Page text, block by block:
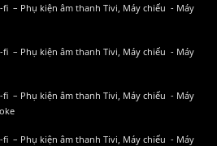
fi – Phụ kiện âm thanh Tivi, Máy chiếu - Máy
fi – Phụ kiện âm thanh Tivi, Máy chiếu - Máy
fi – Phụ kiện âm thanh Tivi, Máy chiếu - Máy
fi – Phụ kiện âm thanh Tivi, Máy chiếu - Máy